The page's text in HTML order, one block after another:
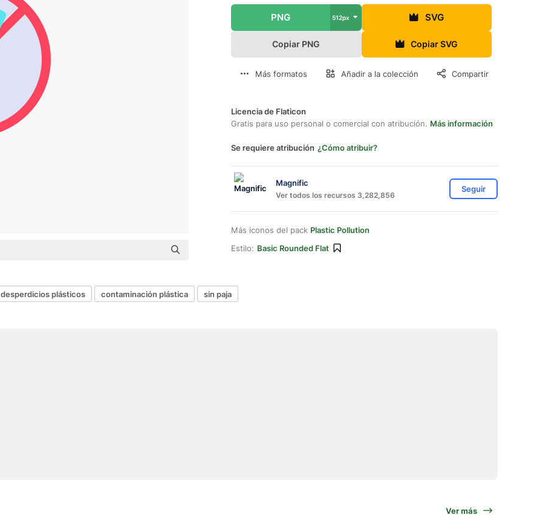
PNG 512px SVG
Copiar PNG Copiar SVG
Más formatos Añadir a la colección Compartir
Licencia de Flaticon
Gratis para uso personal o comercial con atribución. Más información
Se requiere atribución ¿Cómo atribuir?
Magnific
Ver todos los recursos 3,282,856
Seguir
Más iconos del pack Plastic Pollution
Estilo: Basic Rounded Flat
desperdicios plásticos contaminación plástica sin paja
Ver más